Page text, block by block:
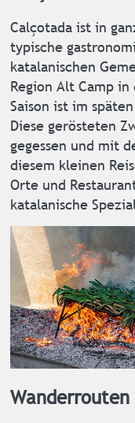
Calçotada ist in
typische
katalanischen
Region Alt Camp
Saison ist im
Diese gerösteten
gegessen und mit
diesem kleinen
Orte und
katalanische
Wanderrouten